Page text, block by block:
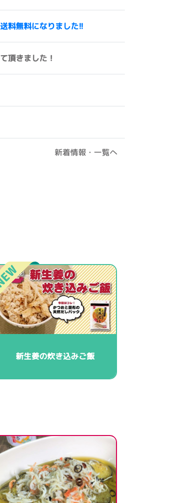
料無料になりました!!
頂きました！
新着情報・一覧へ
新生姜の炊き込みご飯